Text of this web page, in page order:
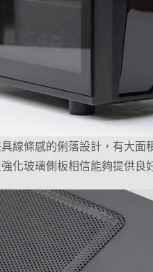
線條感的俐落設計，有大面
化玻璃側板相信能夠提供良